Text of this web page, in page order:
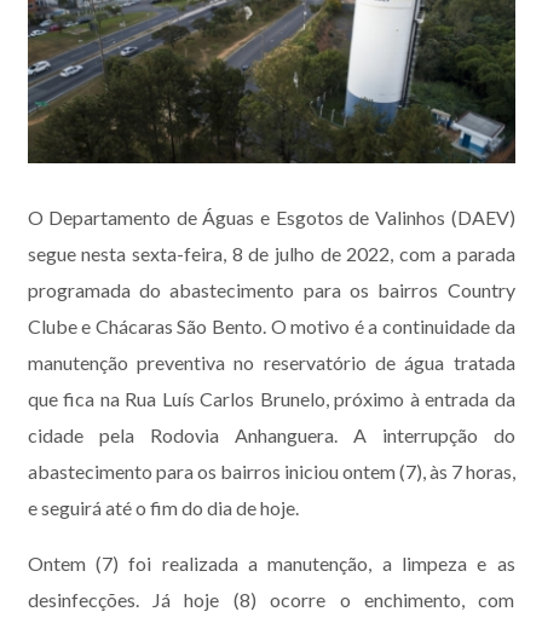
O Departamento de Águas e Esgotos de Valinhos (DAEV)
segue nesta sexta-feira, 8 de julho de 2022, com a parada
programada do abastecimento para os bairros Country
Clube e Chácaras São Bento. O motivo é a continuidade da
manutenção preventiva no reservatório de água tratada
que fica na Rua Luís Carlos Brunelo, próximo à entrada da
cidade pela Rodovia Anhanguera. A interrupção do
abastecimento para os bairros iniciou ontem (7), às 7 horas,
e seguirá até o fim do dia de hoje.
Ontem (7) foi realizada a manutenção, a limpeza e as
desinfecções. Já hoje (8) ocorre o enchimento, com